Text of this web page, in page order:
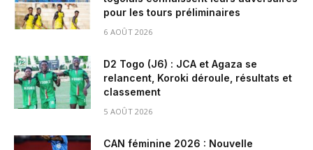
pour les tours préliminaires
6 AOÛT 2026
D2 Togo (J6) : JCA et Agaza se
relancent, Koroki déroule, résultats et
classement
5 AOÛT 2026
CAN féminine 2026 : Nouvelle